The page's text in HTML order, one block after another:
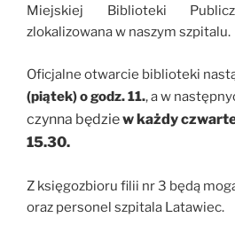
Miejskiej Biblioteki
zlokalizowana w naszym szpitalu.
Oficjalne otwarcie biblioteki
(piątek) o godz. 11., a w
czynna będziew każdy
15.30.
Z księgozbioru filii nr 3 będą
oraz personel szpitala Latawiec.